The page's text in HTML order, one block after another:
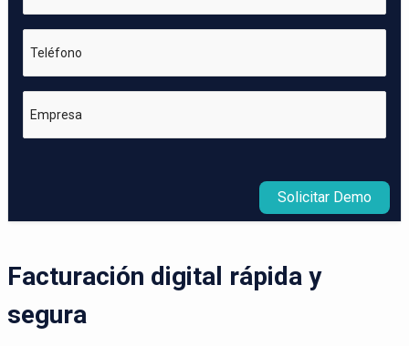
Teléfono
Empresa
Solicitar Demo
Facturación digital rápida y
segura